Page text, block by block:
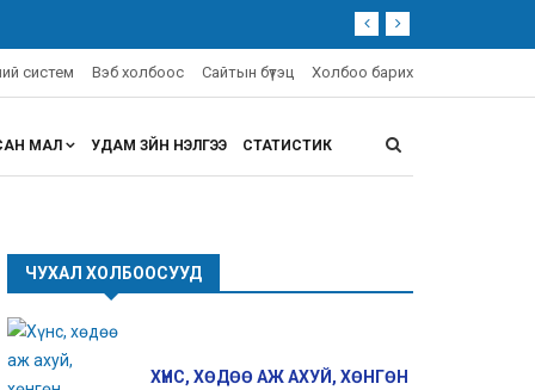
систем Вэб холбоос Сайтын бүтэц Холбоо барих
МАЛ УДАМ ЗҮЙН ҮНЭЛГЭЭ СТАТИСТИК
ЧУХАЛ ХОЛБООСУУД
ХҮНС, ХӨДӨӨ АЖ АХУЙ, ХӨНГӨН